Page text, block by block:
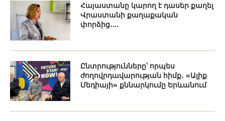
Հայաստանը կարող է դասեր քաղել
Վրաստանի քաղաքական
փորձից․...
Ընտրությունները՝ որպես
ժողովրդավարության հիմք․ «Ալիք
Մեդիայի» քննարկումը Երևանում